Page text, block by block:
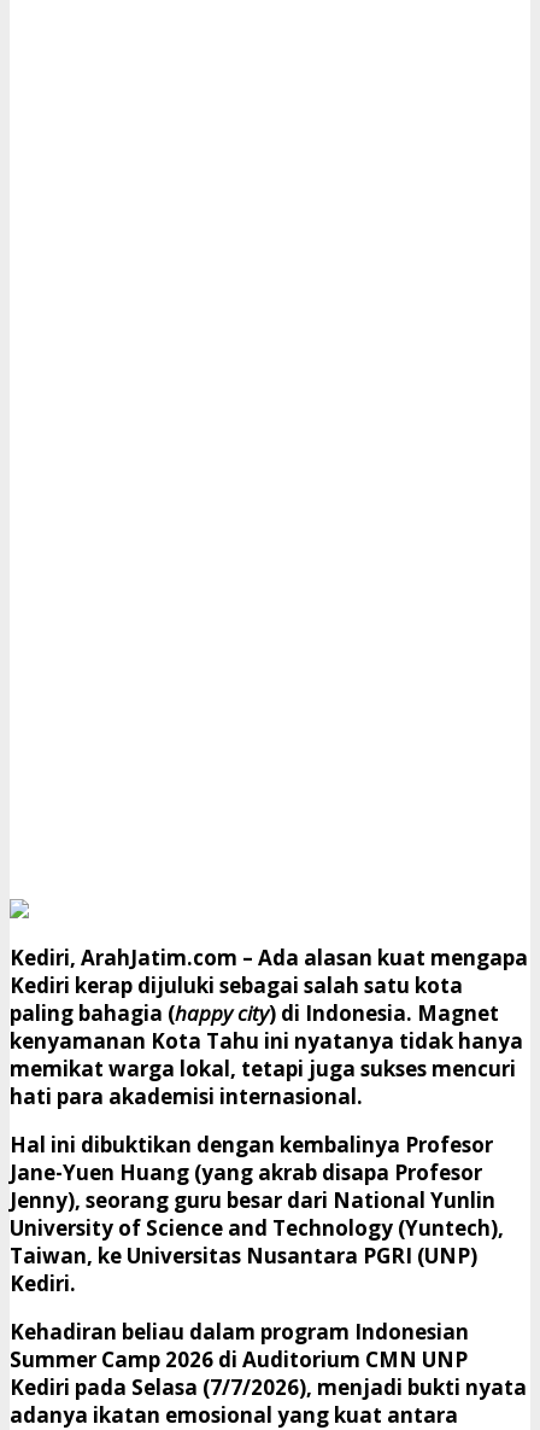
Kediri, ArahJatim.com – Ada alasan kuat mengapa
Kediri kerap dijuluki sebagai salah satu kota
paling bahagia (happy city) di Indonesia. Magnet
kenyamanan Kota Tahu ini nyatanya tidak hanya
memikat warga lokal, tetapi juga sukses mencuri
hati para akademisi internasional.
​Hal ini dibuktikan dengan kembalinya Profesor
Jane-Yuen Huang (yang akrab disapa Profesor
Jenny), seorang guru besar dari National Yunlin
University of Science and Technology (Yuntech),
Taiwan, ke Universitas Nusantara PGRI (UNP)
Kediri.
​Kehadiran beliau dalam program Indonesian
Summer Camp 2026 di Auditorium CMN UNP
Kediri pada Selasa (7/7/2026), menjadi bukti nyata
adanya ikatan emosional yang kuat antara